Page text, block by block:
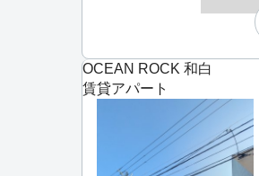
OCEAN ROCK 和白
賃貸アパート